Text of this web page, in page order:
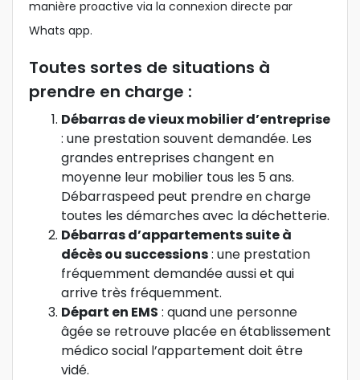
manière proactive via la connexion directe par
Whats app.
Toutes sortes de situations à
prendre en charge :
Débarras de vieux mobilier d’entreprise
: une prestation souvent demandée. Les
grandes entreprises changent en
moyenne leur mobilier tous les 5 ans.
Débarraspeed peut prendre en charge
toutes les démarches avec la déchetterie.
Débarras d’appartements suite à
décès ou successions: une prestation
fréquemment demandée aussi et qui
arrive très fréquemment.
Départ en EMS : quand une personne
âgée se retrouve placée en établissement
médico social l’appartement doit être
vidé.